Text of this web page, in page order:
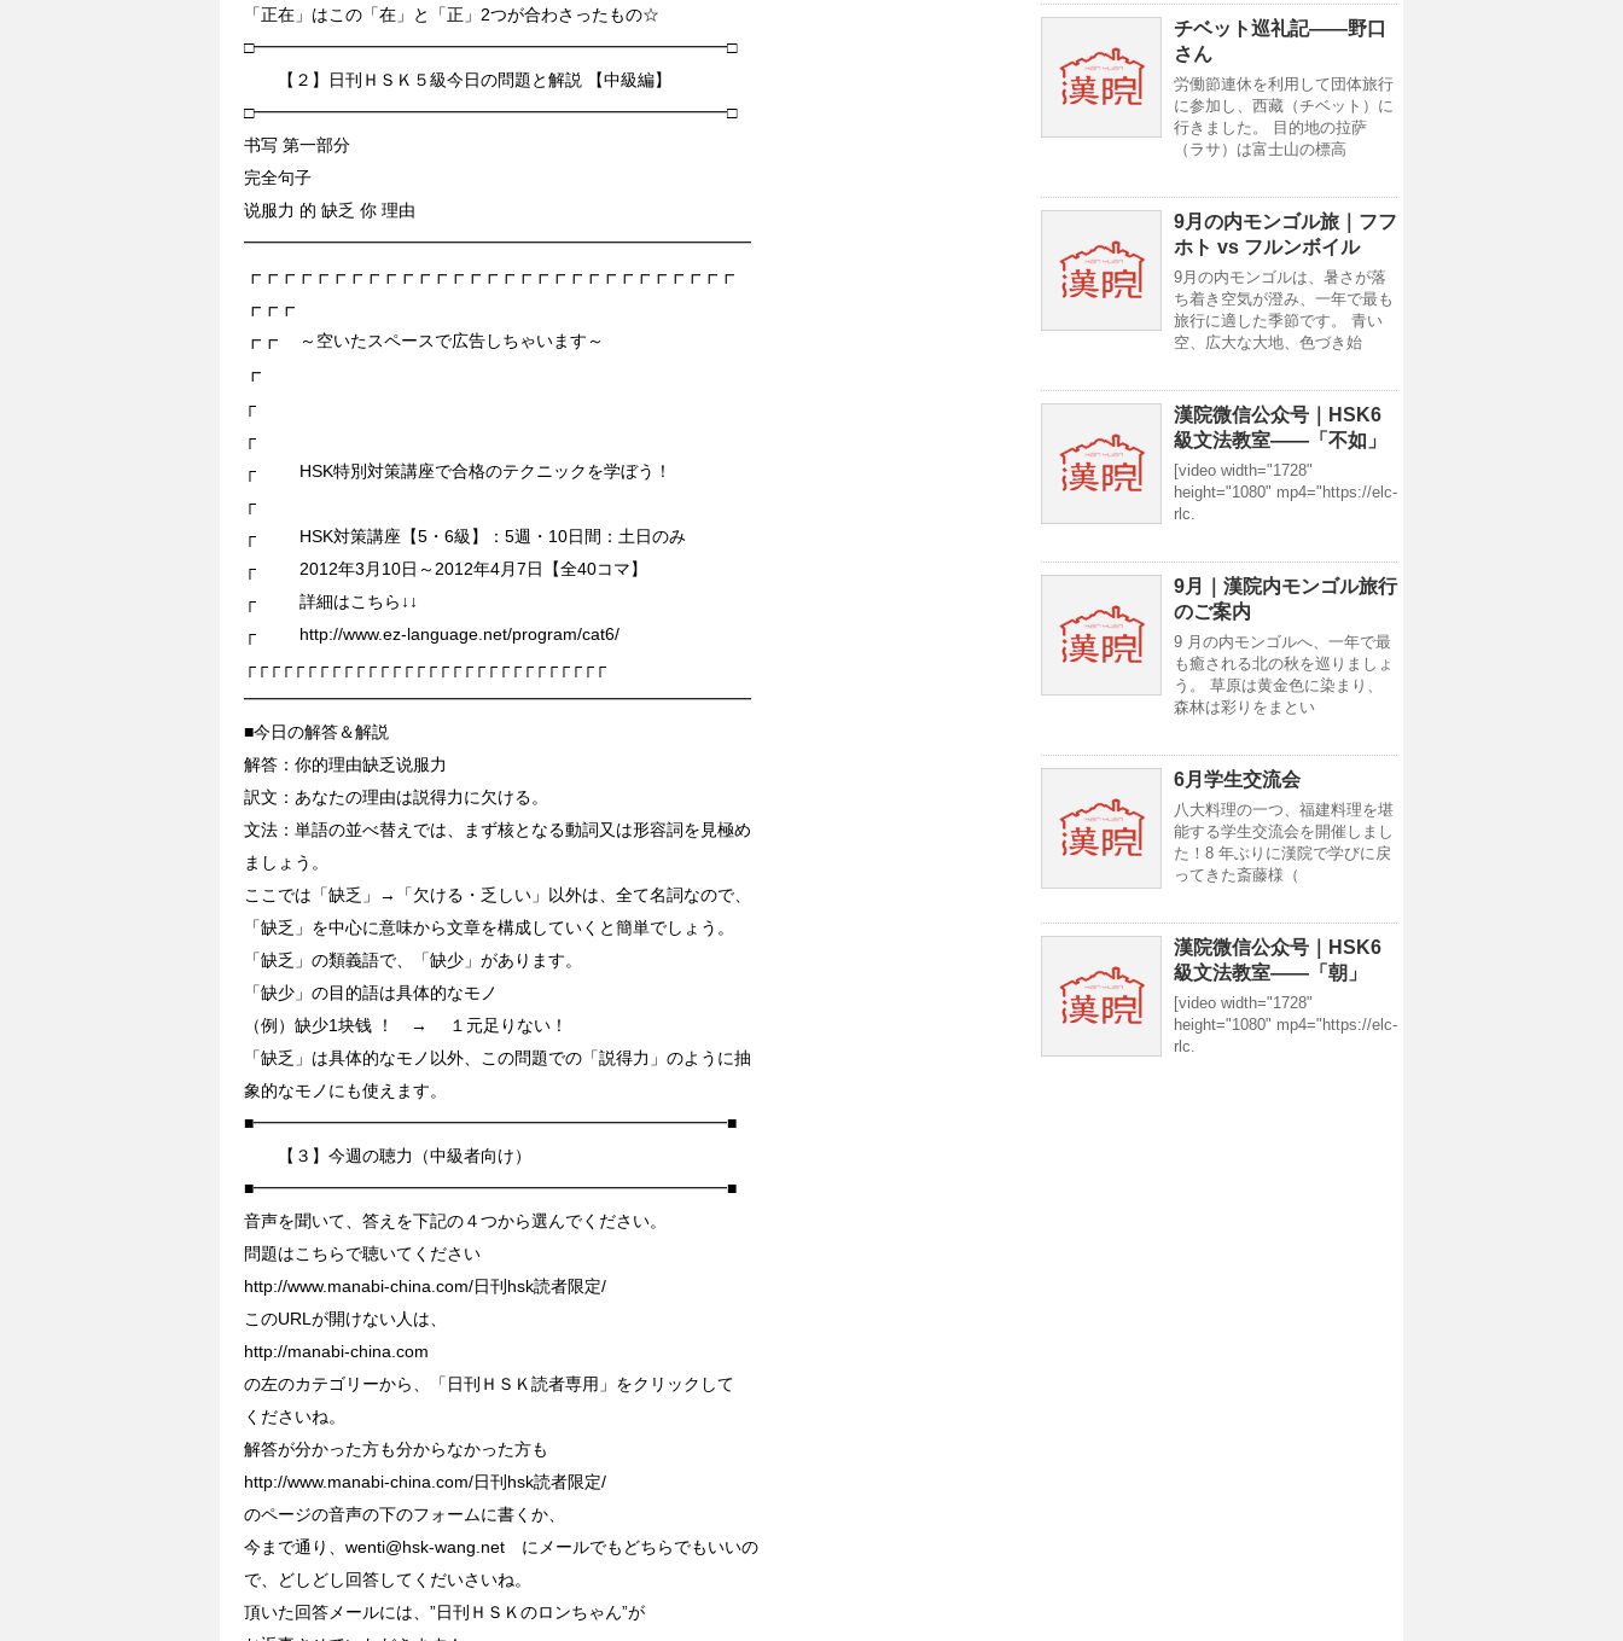
「正在」はこの「在」と「正」2つが合わさったもの☆
□━━━━━━━━━━━━━━━━━━━━━━━━━━━━□
【２】日刊ＨＳＫ５級今日の問題と解説 【中級編】
□━━━━━━━━━━━━━━━━━━━━━━━━━━━━□
书写 第一部分
完全句子
说服力 的 缺乏 你 理由
━━━━━━━━━━━━━━━━━━━━━━━━━━━━━━
┏┏┏┏┏┏┏┏┏┏┏┏┏┏┏┏┏┏┏┏┏┏┏┏┏┏┏┏┏
┏┏┏
┏┏ ～空いたスペースで広告しちゃいます～
┏
┌
┌
┌ HSK特別対策講座で合格のテクニックを学ぼう！
┌
┌ HSK対策講座【5・6級】：5週・10日間：土日のみ
┌ 2012年3月10日～2012年4月7日【全40コマ】
┌ 詳細はこちら↓↓
┌ http://www.ez-language.net/program/cat6/
┌┌┌┌┌┌┌┌┌┌┌┌┌┌┌┌┌┌┌┌┌┌┌┌┌┌┌┌┌┌
━━━━━━━━━━━━━━━━━━━━━━━━━━━━━━
■今日の解答＆解説
解答：你的理由缺乏说服力
訳文：あなたの理由は説得力に欠ける。
文法：単語の並べ替えでは、まず核となる動詞又は形容詞を見極め
ましょう。
ここでは「缺乏」→「欠ける・乏しい」以外は、全て名詞なので、
「缺乏」を中心に意味から文章を構成していくと簡単でしょう。
「缺乏」の類義語で、「缺少」があります。
「缺少」の目的語は具体的なモノ
（例）缺少1块钱 ！ → １元足りない！
「缺乏」は具体的なモノ以外、この問題での「説得力」のように抽
象的なモノにも使えます。
■━━━━━━━━━━━━━━━━━━━━━━━━━━━━■
【３】今週の聴力（中級者向け）
■━━━━━━━━━━━━━━━━━━━━━━━━━━━━■
音声を聞いて、答えを下記の４つから選んでください。
問題はこちらで聴いてください
http://www.manabi-china.com/日刊hsk読者限定/
このURLが開けない人は、
http://manabi-china.com
の左のカテゴリーから、「日刊ＨＳＫ読者専用」をクリックして
くださいね。
解答が分かった方も分からなかった方も
http://www.manabi-china.com/日刊hsk読者限定/
のページの音声の下のフォームに書くか、
今まで通り、wenti@hsk-wang.net にメールでもどちらでもいいの
で、どしどし回答してくだいさいね。
頂いた回答メールには、”日刊ＨＳＫのロンちゃん”が
チベット巡礼記——野口
さん
労働節連休を利用して団体旅行
に参加し、西藏（チベット）に
行きました。 目的地の拉萨
（ラサ）は富士山の標高
9月の内モンゴル旅｜フフ
ホト vs フルンボイル
9月の内モンゴルは、暑さが落
ち着き空気が澄み、一年で最も
旅行に適した季節です。 青い
空、広大な大地、色づき始
漢院微信公众号｜HSK6
級文法教室——「不如」
[video width="1728"
height="1080" mp4="https://elc-
rlc.
9月｜漢院内モンゴル旅行
のご案内
9 月の内モンゴルへ、一年で最
も癒される北の秋を巡りましょ
う。 草原は黄金色に染まり、
森林は彩りをまとい
6月学生交流会
八大料理の一つ、福建料理を堪
能する学生交流会を開催しまし
た！8 年ぶりに漢院で学びに戻
ってきた斎藤様（
漢院微信公众号｜HSK6
級文法教室——「朝」
[video width="1728"
height="1080" mp4="https://elc-
rlc.